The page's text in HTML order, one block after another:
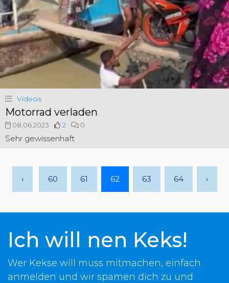
Videos
Motorrad verladen
08.06.2023 2 0
Sehr gewissenhaft
‹ 60 61 62 63 64 ›
Ich will nen Keks!
Wer Kekse will muss mitmachen, einfach
anmelden und wir spamen dich zu und